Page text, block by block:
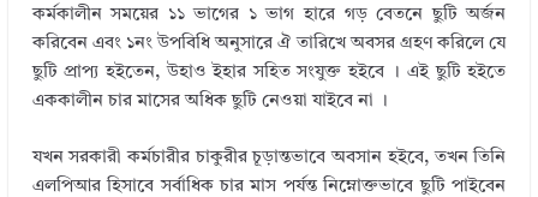
কর্মকালীন সময়ের ১১ ভাগের ১ ভাগ হারে গড় বেতনে ছুটি অর্জন
করিবেন এবং ১নং উপবিধি অনুসারে ঐ তারিখে অবসর গ্রহণ করিলে যে
ছুটি প্রাপ্য হইতেন, উহাও ইহার সহিত সংযুক্ত হইবে । এই ছুটি হইতে
এককালীন চার মাসের অধিক ছুটি নেওয়া যাইবে না ।
যখন সরকারী কর্মচারীর চাকুরীর চূড়ান্তভাবে অবসান হইবে, তখন তিনি
এলপিআর হিসাবে সর্বাধিক চার মাস পর্যন্ত নিম্নোক্তভাবে ছুটি পাইবেন